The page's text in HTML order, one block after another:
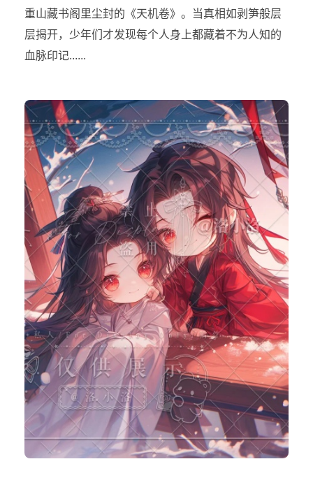
重山藏书阁里尘封的《天机卷》。当真相如剥笋般层
层揭开，少年们才发现每个人身上都藏着不为人知的
血脉印记......